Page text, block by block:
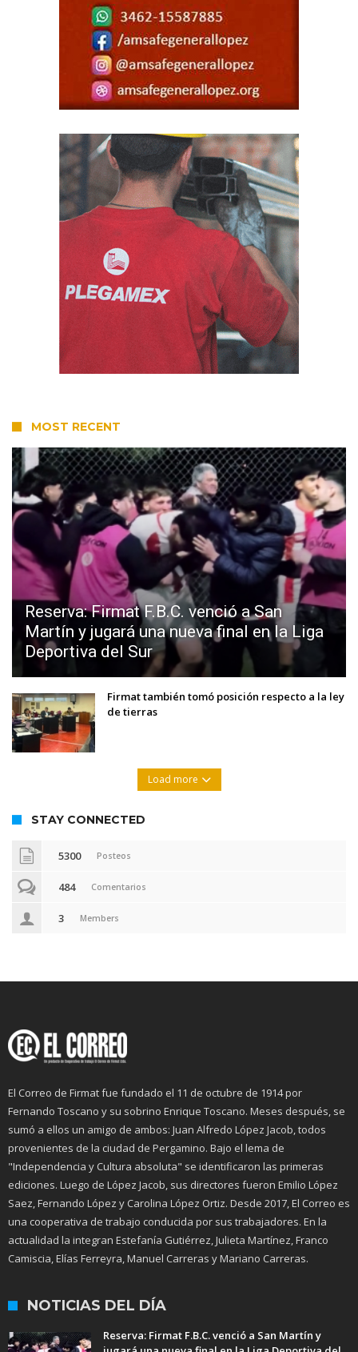
MOST RECENT
Reserva: Firmat F.B.C. venció a San
Martín y jugará una nueva final en la Liga
Deportiva del Sur
Firmat también tomó posición respecto a la ley
de tierras
Load more
STAY CONNECTED
5300 Posteos
484 Comentarios
3 Members
El Correo de Firmat fue fundado el 11 de octubre de 1914 por
Fernando Toscano y su sobrino Enrique Toscano. Meses después, se
sumó a ellos un amigo de ambos: Juan Alfredo López Jacob, todos
provenientes de la ciudad de Pergamino. Bajo el lema de
"Independencia y Cultura absoluta" se identificaron las primeras
ediciones. Luego de López Jacob, sus directores fueron Emilio López
Saez, Fernando López y Carolina López Ortiz. Desde 2017, El Correo es
una cooperativa de trabajo conducida por sus trabajadores. En la
actualidad la integran Estefanía Gutiérrez, Julieta Martínez, Franco
Camiscia, Elías Ferreyra, Manuel Carreras y Mariano Carreras.
NOTICIAS DEL DÍA
Reserva: Firmat F.B.C. venció a San Martín y